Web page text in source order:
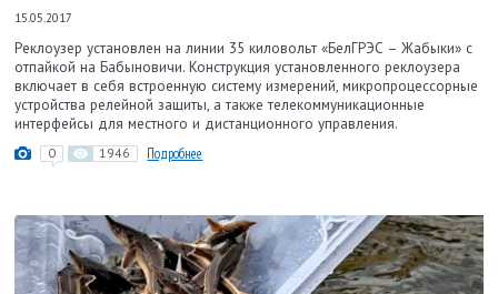
15.05.2017
Реклоузер установлен на линии 35 киловольт «БелГРЭС – Жабыки» с
отпайкой на Бабыновичи. Конструкция установленного реклоузера
включает в себя встроенную систему измерений, микропроцессорные
устройства релейной защиты, а также телекоммуникационные
интерфейсы для местного и дистанционного управления.
0 1946 Подробнее